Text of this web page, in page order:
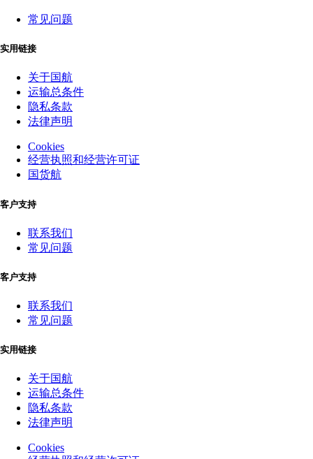
常见问题
实用链接
关于国航
运输总条件
隐私条款
法律声明
Cookies
经营执照和经营许可证
国货航
客户支持
联系我们
常见问题
客户支持
联系我们
常见问题
实用链接
关于国航
运输总条件
隐私条款
法律声明
Cookies